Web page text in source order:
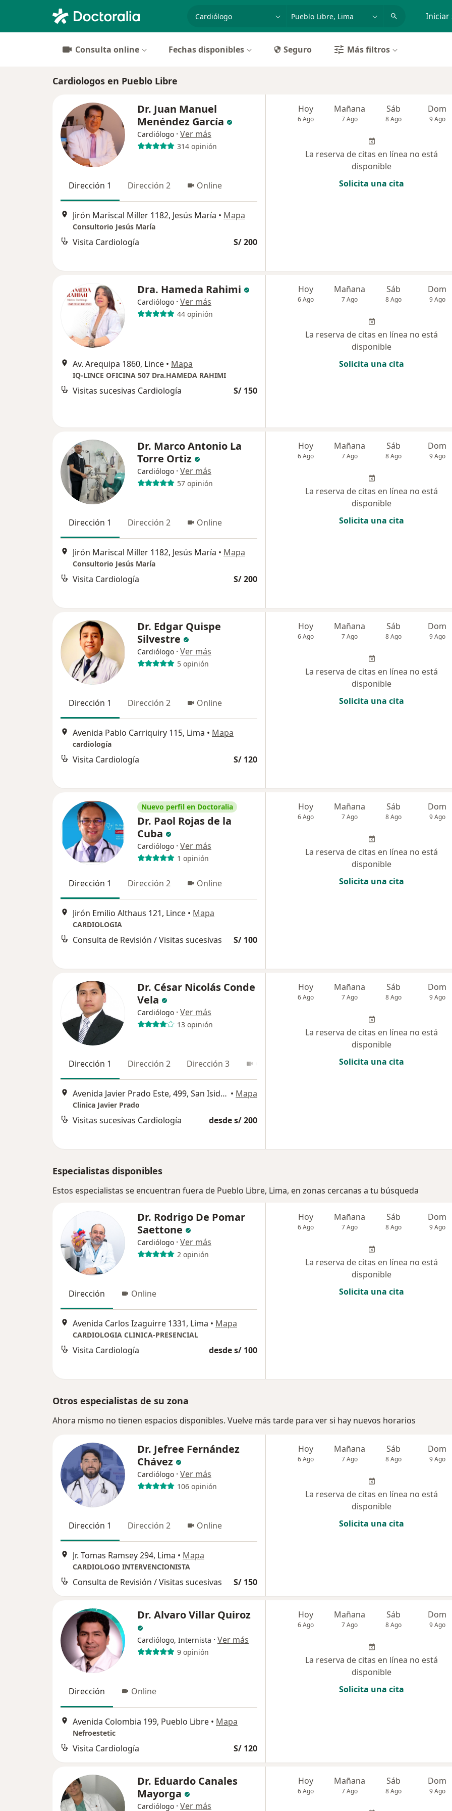
especialidad, enfermedad o nombre Iniciar
Consulta online Fechas disponibles Seguro Más filtros
Cardiologos en Pueblo Libre
Dr. Juan Manuel
Menéndez García
Cardiólogo · Ver más
314 opinión
Dirección 1 Dirección 2 Online
Jirón Mariscal Miller 1182, Jesús María • Mapa
Consultorio Jesús María
Visita Cardiología S/ 200
Hoy
6 Ago
Mañana
7 Ago
Sáb
8 Ago
Dom
9 Ago
La reserva de citas en línea no está
disponible
Solicita una cita
Dra. Hameda Rahimi
Cardiólogo · Ver más
44 opinión
Av. Arequipa 1860, Lince • Mapa
IQ-LINCE OFICINA 507 Dra.HAMEDA RAHIMI
Visitas sucesivas Cardiología S/ 150
Hoy
6 Ago
Mañana
7 Ago
Sáb
8 Ago
Dom
9 Ago
La reserva de citas en línea no está
disponible
Solicita una cita
Dr. Marco Antonio La
Torre Ortiz
Cardiólogo · Ver más
57 opinión
Dirección 1 Dirección 2 Online
Jirón Mariscal Miller 1182, Jesús María • Mapa
Consultorio Jesús María
Visita Cardiología S/ 200
Hoy
6 Ago
Mañana
7 Ago
Sáb
8 Ago
Dom
9 Ago
La reserva de citas en línea no está
disponible
Solicita una cita
Dr. Edgar Quispe
Silvestre
Cardiólogo · Ver más
5 opinión
Dirección 1 Dirección 2 Online
Avenida Pablo Carriquiry 115, Lima • Mapa
cardiología
Visita Cardiología S/ 120
Hoy
6 Ago
Mañana
7 Ago
Sáb
8 Ago
Dom
9 Ago
La reserva de citas en línea no está
disponible
Solicita una cita
Nuevo perfil en Doctoralia
Dr. Paol Rojas de la
Cuba
Cardiólogo · Ver más
1 opinión
Dirección 1 Dirección 2 Online
Jirón Emilio Althaus 121, Lince • Mapa
CARDIOLOGIA
Consulta de Revisión / Visitas sucesivas S/ 100
Hoy
6 Ago
Mañana
7 Ago
Sáb
8 Ago
Dom
9 Ago
La reserva de citas en línea no está
disponible
Solicita una cita
Dr. César Nicolás Conde
Vela
Cardiólogo · Ver más
13 opinión
Dirección 1 Dirección 2 Dirección 3
Avenida Javier Prado Este, 499, San Isidro • Mapa
Clinica Javier Prado
Visitas sucesivas Cardiología desde s/ 200
Hoy
6 Ago
Mañana
7 Ago
Sáb
8 Ago
Dom
9 Ago
La reserva de citas en línea no está
disponible
Solicita una cita
Especialistas disponibles
Estos especialistas se encuentran fuera de Pueblo Libre, Lima, en zonas cercanas a tu búsqueda
Dr. Rodrigo De Pomar
Saettone
Cardiólogo · Ver más
2 opinión
Dirección Online
Avenida Carlos Izaguirre 1331, Lima • Mapa
CARDIOLOGIA CLINICA-PRESENCIAL
Visita Cardiología desde s/ 100
Hoy
6 Ago
Mañana
7 Ago
Sáb
8 Ago
Dom
9 Ago
La reserva de citas en línea no está
disponible
Solicita una cita
Otros especialistas de su zona
Ahora mismo no tienen espacios disponibles. Vuelve más tarde para ver si hay nuevos horarios
Dr. Jefree Fernández
Chávez
Cardiólogo · Ver más
106 opinión
Dirección 1 Dirección 2 Online
Jr. Tomas Ramsey 294, Lima • Mapa
CARDIOLOGO INTERVENCIONISTA
Consulta de Revisión / Visitas sucesivas S/ 150
Hoy
6 Ago
Mañana
7 Ago
Sáb
8 Ago
Dom
9 Ago
La reserva de citas en línea no está
disponible
Solicita una cita
Dr. Alvaro Villar Quiroz
Cardiólogo, Internista · Ver más
9 opinión
Dirección Online
Avenida Colombia 199, Pueblo Libre • Mapa
Nefroestetic
Visita Cardiología S/ 120
Hoy
6 Ago
Mañana
7 Ago
Sáb
8 Ago
Dom
9 Ago
La reserva de citas en línea no está
disponible
Solicita una cita
Dr. Eduardo Canales
Mayorga
Cardiólogo · Ver más
Hoy
6 Ago
Mañana
7 Ago
Sáb
8 Ago
Dom
9 Ago